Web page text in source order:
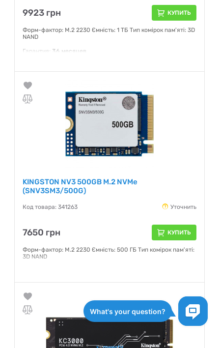
9923 грн КУПИТЬ
Форм-фактор: M.2 2230 Ємність: 1 ТБ Тип комірок пам'яті: 3D
NAND
Гарантия: 36 месяцев
KINGSTON NV3 500GB M.2 NVMe
(SNV3SM3/500G)
Код товара: 341263 Уточнить
7650 грн КУПИТЬ
Форм-фактор: M.2 2230 Ємність: 500 ГБ Тип комірок пам'яті:
3D NAND